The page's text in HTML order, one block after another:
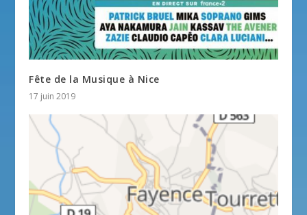
Fête de la Musique à Nice
17 juin 2019